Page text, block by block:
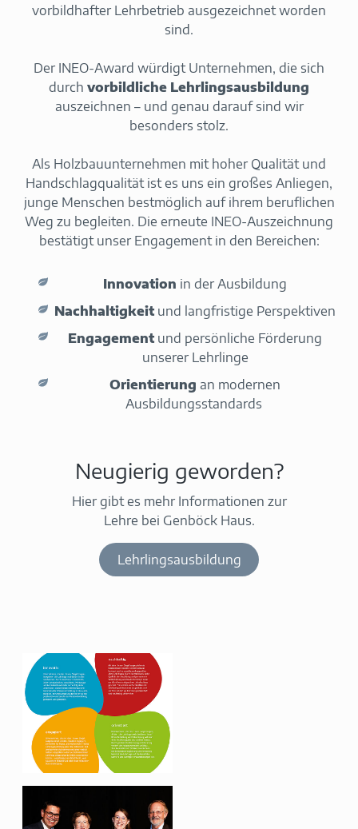
vorbildhafter Lehrbetrieb ausgezeichnet worden
sind.
Der INEO-Award würdigt Unternehmen, die sich
durch vorbildliche Lehrlingsausbildung
auszeichnen – und genau darauf sind wir
besonders stolz.
Als Holzbauunternehmen mit hoher Qualität und
Handschlagqualität ist es uns ein großes Anliegen,
junge Menschen bestmöglich auf ihrem beruflichen
Weg zu begleiten. Die erneute INEO-Auszeichnung
bestätigt unser Engagement in den Bereichen:
Innovation in der Ausbildung
Nachhaltigkeit und langfristige Perspektiven
Engagement und persönliche Förderung
unserer Lehrlinge
Orientierung an modernen
Ausbildungsstandards
Neugierig geworden?
Hier gibt es mehr Informationen zur
Lehre bei Genböck Haus.
Lehrlingsausbildung